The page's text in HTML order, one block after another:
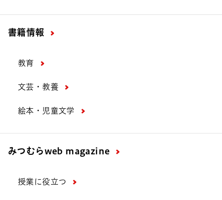
書籍情報
教育
文芸・教養
絵本・児童文学
みつむらweb magazine
授業に役立つ